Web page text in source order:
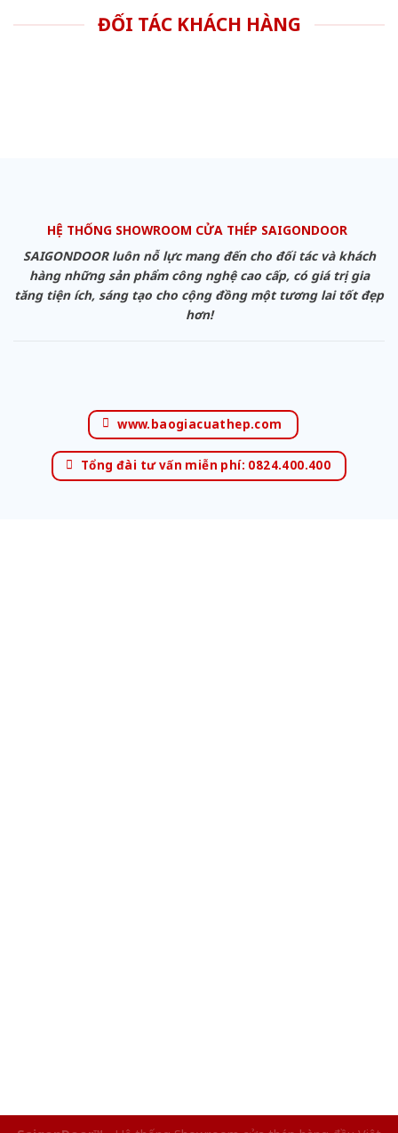
ĐỐI TÁC KHÁCH HÀNG
HỆ THỐNG SHOWROOM CỬA THÉP SAIGONDOOR
SAIGONDOOR luôn nỗ lực mang đến cho đối tác và khách
hàng những sản phẩm công nghệ cao cấp, có giá trị gia
tăng tiện ích, sáng tạo cho cộng đồng một tương lai tốt đẹp
hơn!
www.baogiacuathep.com
Tổng đài tư vấn miễn phí: 0824.400.400